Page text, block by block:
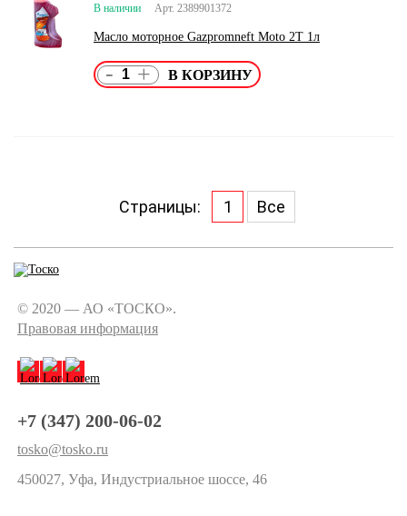
Арт. 2389901372
В наличии
Масло моторное Gazpromneft Moto 2T 1л
- +
Страницы: 1 Все
© 2020 — АО «ТОСКО».
Правовая информация
+7 (347) 200-06-02
tosko@tosko.ru
450027, Уфа, Индустриальное шоссе, 46